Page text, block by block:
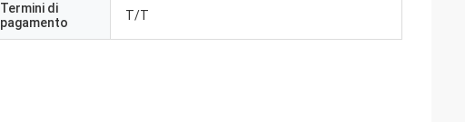
Termini di
pagamento
T/T